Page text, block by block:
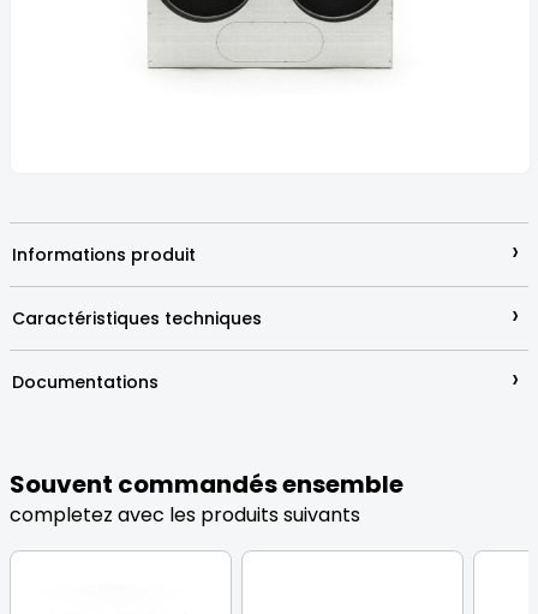
of
the
images
Informations produit ›
Caractéristiques techniques ›
Documentations ›
Souvent commandés ensemble
completez avec les produits suivants